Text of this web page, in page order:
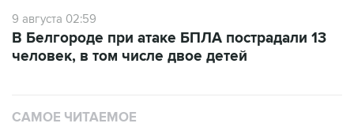
человек, в том числе двое детей
Путин сообщил о решении сосредоточить в